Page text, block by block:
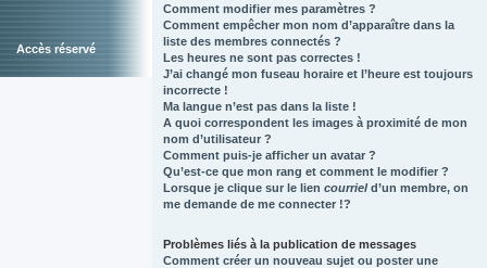
Accès réservé
Comment modifier mes paramètres ?
Comment empêcher mon nom d’apparaître dans la
liste des membres connectés ?
Les heures ne sont pas correctes !
J’ai changé mon fuseau horaire et l’heure est toujours
incorrecte !
Ma langue n’est pas dans la liste !
A quoi correspondent les images à proximité de mon
nom d’utilisateur ?
Comment puis-je afficher un avatar ?
Qu’est-ce que mon rang et comment le modifier ?
Lorsque je clique sur le lien courrield’un membre, on
me demande de me connecter !?
Problèmes liés à la publication de messages
Comment créer un nouveau sujet ou poster une